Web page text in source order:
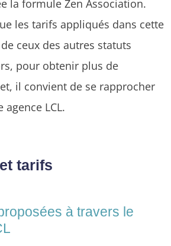
la formule Zen Association.
les tarifs appliqués dans cette
ceux des autres statuts
pour obtenir plus de
il convient de se rapprocher
agence LCL.
tarifs
à travers le